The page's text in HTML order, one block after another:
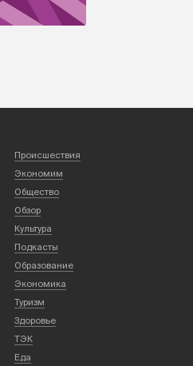
Происшествия
Экономим
Общество
Обзор
Культура
Подкасты
Образование
Экономика
Туризм
Здоровье
ТЭК
Еда